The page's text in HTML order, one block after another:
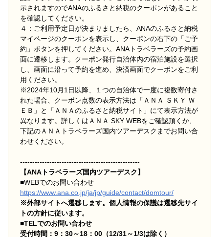
示されますのでANAのふるさと納税のクーポンがあること
を確認してください。
４：ご利用予定日が決まりましたら、ANAのふるさと納税
マイページのクーポンを表示し、クーポンの右下の「ご予
約」ボタンを押してください。ANAトラベラーズの予約画
面に遷移します。クーポン発行自治体内の宿泊施設を選択
し、画面に沿って予約を進め、決済画面でクーポンをご利
用ください。
※2024年10月1日以降、１つの自治体で一度に複数寄付さ
れた場合、クーポン点数の表示方法は「ＡＮＡ ＳＫＹ Ｗ
ＥＢ」と「ＡＮＡのふるさと納税サイト」にて表示方法が
異なります。詳しくはＡＮＡ SKY WEBをご確認頂くか、
下記のＡＮＡトラベラーズ国内ツアーデスクまでお問い合
わせください。
-------------------------------------------------
【ANAトラベラーズ国内ツアーデスク】
■WEBでのお問い合わせ
https://www.ana.co.jp/ja/jp/guide/contact/domtour/
※外部サイトへ遷移します。個人情報の保護は遷移先サイ
トの方針に従います。
■TELでのお問い合わせ
受付時間：9：30～18：00（12/31～1/3は除く）